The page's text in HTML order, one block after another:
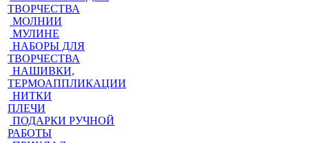
ТВОРЧЕСТВА
МОЛНИИ
МУЛИНЕ
НАБОРЫ ДЛЯ
ТВОРЧЕСТВА
НАШИВКИ,
ТЕРМОАППЛИКАЦИИ
НИТКИ
ПЛЕЧИ
ПОДАРКИ РУЧНОЙ
РАБОТЫ